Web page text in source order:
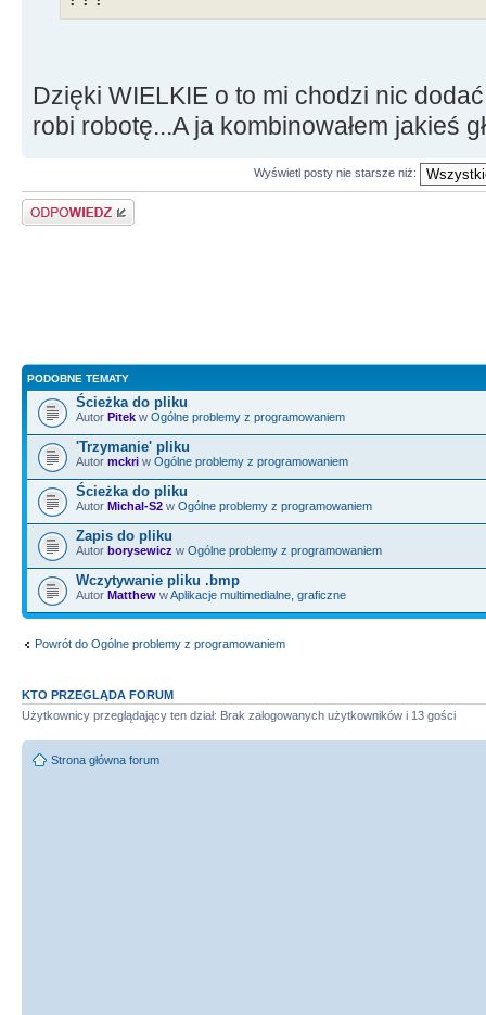
Dzięki WIELKIE o to mi chodzi nic
robi robotę...A ja kombinowałem jakieś
Wyświetl posty nie starsze niż:
Odpowiedz
PODOBNE TEMATY
Ścieżka do pliku
Autor Pitek w Ogólne problemy z programowaniem
'Trzymanie' pliku
Autor mckri w Ogólne problemy z programowaniem
Ścieżka do pliku
Autor Michal-S2 w Ogólne problemy z programowaniem
Zapis do pliku
Autor borysewicz w Ogólne problemy z programowaniem
Wczytywanie pliku .bmp
Autor Matthew wAplikacje multimedialne, graficzne
Powrót do Ogólne problemy z programowaniem
KTO PRZEGLĄDA FORUM
Użytkownicy przeglądający ten dział: Brak zalogowanych użytkowników i 13 gości
Strona główna forum